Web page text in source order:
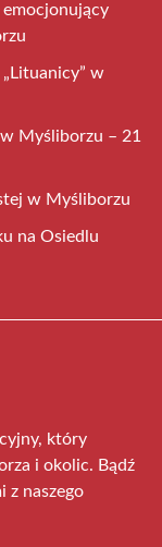
emocjonujący
w
Myśliborzu – 21
w Myśliborzu
na Osiedlu
który
i okolic. Bądź
z naszego